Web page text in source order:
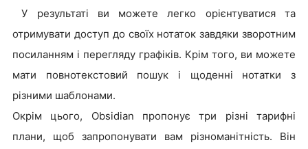
У результаті ви можете легко орієнтуватися та
отримувати доступ до своїх нотаток завдяки зворотним
посиланням і перегляду графіків. Крім того, ви можете
мати повнотекстовий пошук і щоденні нотатки з
різними шаблонами.
Окрім цього, Obsidian пропонує три різні тарифні
плани, щоб запропонувати вам різноманітність. Він